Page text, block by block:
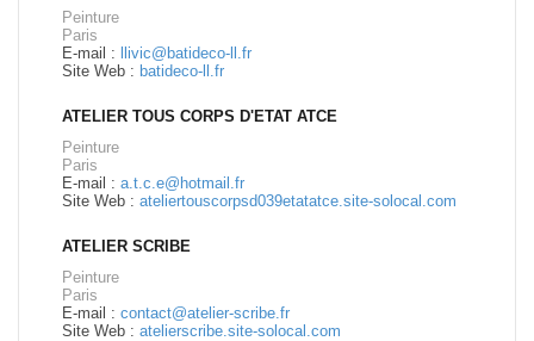
Peinture
Paris
E-mail :
llivic@batideco-ll.fr
Site Web : batideco-ll.fr
ATELIER TOUS CORPS D'ETAT ATCE
Peinture
Paris
E-mail : a.t.c.e@hotmail.fr
Site Web : ateliertouscorpsd039etatatce.site-solocal.com
ATELIER SCRIBE
Peinture
Paris
E-mail : contact@atelier-scribe.fr
Site Web : atelierscribe.site-solocal.com